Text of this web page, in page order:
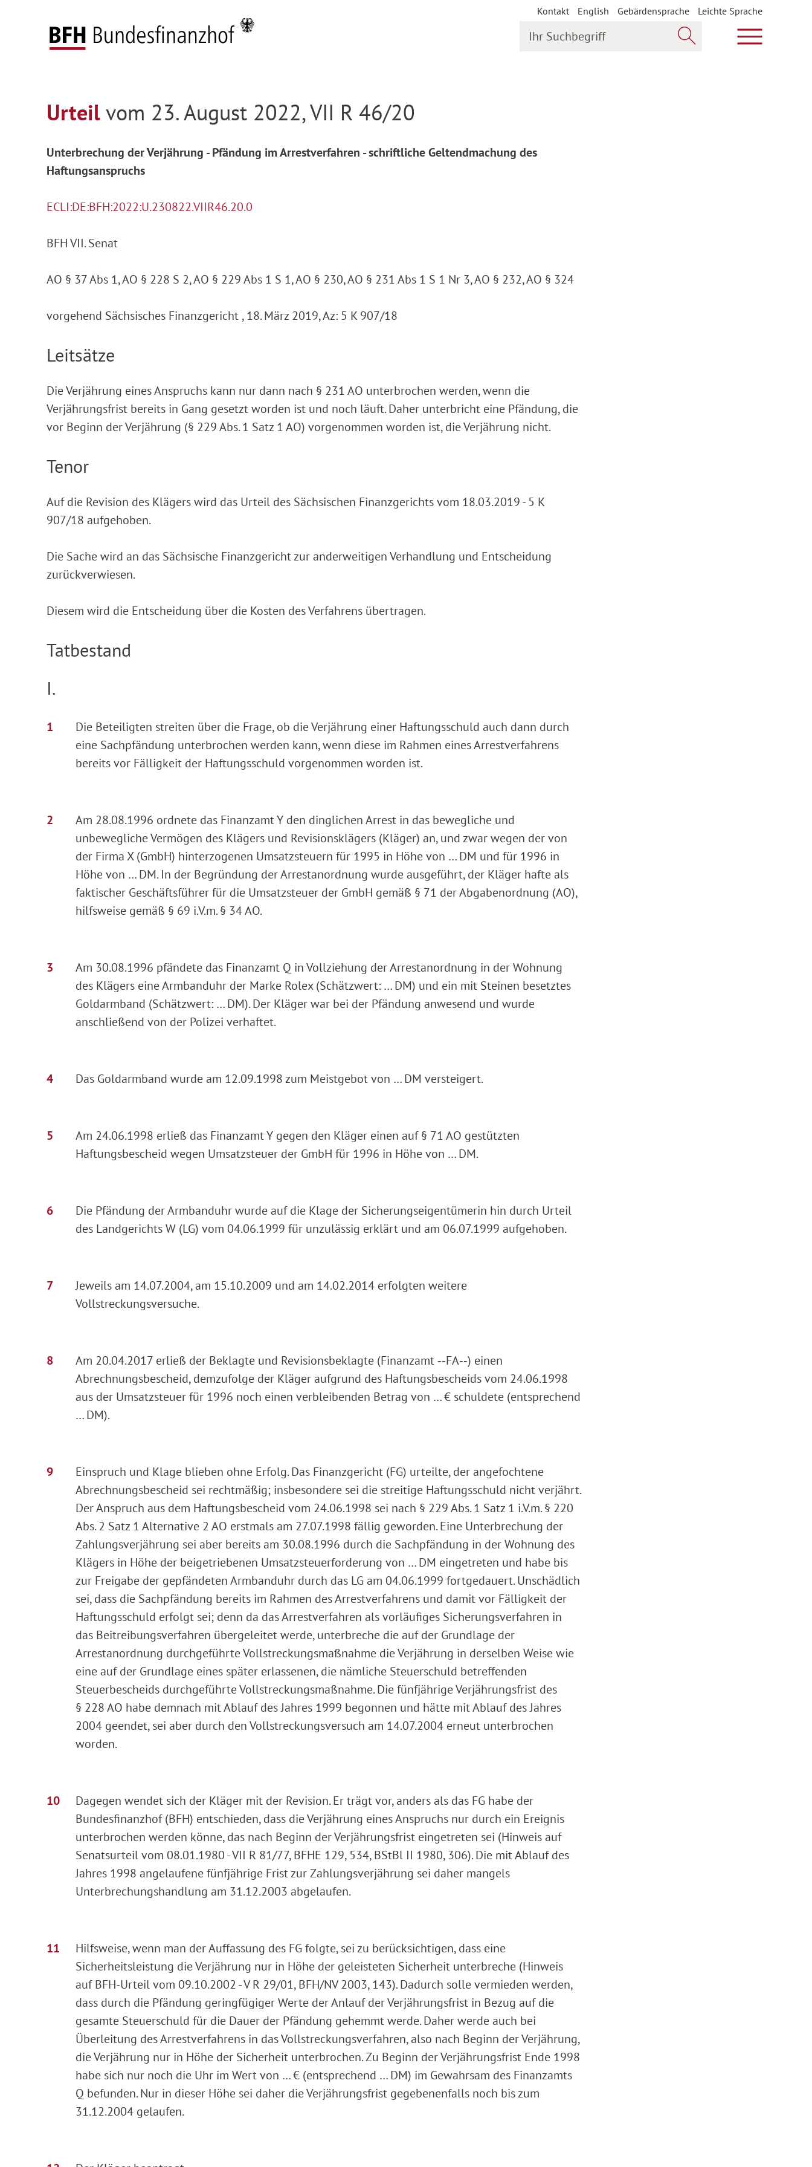
Kontakt English Gebärdensprache
Leichte Sprache
Hauptmenü
Startseite
Urteilvom 23. August 2022, VII R 46/20
Unterbrechung der Verjährung - Pfändung im Arrestverfahren - schriftliche Geltendmachung des
Haftungsanspruchs
ECLI:DE:BFH:2022:U.230822.VIIR46.20.0
BFH VII. Senat
AO § 37 Abs 1, AO § 228 S 2, AO § 229 Abs 1 S 1, AO § 230, AO § 231 Abs 1 S 1 Nr 3, AO § 232, AO § 324
vorgehend Sächsisches Finanzgericht , 18. März 2019, Az: 5 K 907/18
Leitsätze
Die Verjährung eines Anspruchs kann nur dann nach § 231 AO unterbrochen werden, wenn die
Verjährungsfrist bereits in Gang gesetzt worden ist und noch läuft. Daher unterbricht eine Pfändung, die
vor Beginn der Verjährung (§ 229 Abs. 1 Satz 1 AO) vorgenommen worden ist, die Verjährung nicht.
Tenor
Auf die Revision des Klägers wird das Urteil des Sächsischen Finanzgerichts vom 18.03.2019 - 5 K
907/18 aufgehoben.
Die Sache wird an das Sächsische Finanzgericht zur anderweitigen Verhandlung und Entscheidung
zurückverwiesen.
Diesem wird die Entscheidung über die Kosten des Verfahrens übertragen.
Tatbestand
I.
Die Beteiligten streiten über die Frage, ob die Verjährung einer Haftungsschuld auch dann durch
eine Sachpfändung unterbrochen werden kann, wenn diese im Rahmen eines Arrestverfahrens
bereits vor Fälligkeit der Haftungsschuld vorgenommen worden ist.
Am 28.08.1996 ordnete das Finanzamt Y den dinglichen Arrest in das bewegliche und
unbewegliche Vermögen des Klägers und Revisionsklägers (Kläger) an, und zwar wegen der von
der Firma X (GmbH) hinterzogenen Umsatzsteuern für 1995 in Höhe von … DM und für 1996 in
Höhe von … DM. In der Begründung der Arrestanordnung wurde ausgeführt, der Kläger hafte als
faktischer Geschäftsführer für die Umsatzsteuer der GmbH gemäß § 71 der Abgabenordnung (AO),
hilfsweise gemäß § 69 i.V.m. § 34 AO.
Am 30.08.1996 pfändete das Finanzamt Q in Vollziehung der Arrestanordnung in der Wohnung
des Klägers eine Armbanduhr der Marke Rolex (Schätzwert: … DM) und ein mit Steinen besetztes
Goldarmband (Schätzwert: … DM). Der Kläger war bei der Pfändung anwesend und wurde
anschließend von der Polizei verhaftet.
Das Goldarmband wurde am 12.09.1998 zum Meistgebot von … DM versteigert.
Am 24.06.1998 erließ das Finanzamt Y gegen den Kläger einen auf § 71 AO gestützten
Haftungsbescheid wegen Umsatzsteuer der GmbH für 1996 in Höhe von … DM.
Die Pfändung der Armbanduhr wurde auf die Klage der Sicherungseigentümerin hin durch Urteil
des Landgerichts W (LG) vom 04.06.1999 für unzulässig erklärt und am 06.07.1999 aufgehoben.
Jeweils am 14.07.2004, am 15.10.2009 und am 14.02.2014 erfolgten weitere
Vollstreckungsversuche.
Am 20.04.2017 erließ der Beklagte und Revisionsbeklagte (Finanzamt ‑‑FA‑‑) einen
Abrechnungsbescheid, demzufolge der Kläger aufgrund des Haftungsbescheids vom 24.06.1998
aus der Umsatzsteuer für 1996 noch einen verbleibenden Betrag von … € schuldete (entsprechend
… DM).
Einspruch und Klage blieben ohne Erfolg. Das Finanzgericht (FG) urteilte, der angefochtene
Abrechnungsbescheid sei rechtmäßig; insbesondere sei die streitige Haftungsschuld nicht verjährt.
Der Anspruch aus dem Haftungsbescheid vom 24.06.1998 sei nach § 229 Abs. 1 Satz 1 i.V.m. § 220
Abs. 2 Satz 1 Alternative 2 AO erstmals am 27.07.1998 fällig geworden. Eine Unterbrechung der
Zahlungsverjährung sei aber bereits am 30.08.1996 durch die Sachpfändung in der Wohnung des
Klägers in Höhe der beigetriebenen Umsatzsteuerforderung von … DM eingetreten und habe bis
zur Freigabe der gepfändeten Armbanduhr durch das LG am 04.06.1999 fortgedauert. Unschädlich
sei, dass die Sachpfändung bereits im Rahmen des Arrestverfahrens und damit vor Fälligkeit der
Haftungsschuld erfolgt sei; denn da das Arrestverfahren als vorläufiges Sicherungsverfahren in
das Beitreibungsverfahren übergeleitet werde, unterbreche die auf der Grundlage der
Arrestanordnung durchgeführte Vollstreckungsmaßnahme die Verjährung in derselben Weise wie
eine auf der Grundlage eines später erlassenen, die nämliche Steuerschuld betreffenden
Steuerbescheids durchgeführte Vollstreckungsmaßnahme. Die fünfjährige Verjährungsfrist des
§ 228 AO habe demnach mit Ablauf des Jahres 1999 begonnen und hätte mit Ablauf des Jahres
2004 geendet, sei aber durch den Vollstreckungsversuch am 14.07.2004 erneut unterbrochen
worden.
Dagegen wendet sich der Kläger mit der Revision. Er trägt vor, anders als das FG habe der
Bundesfinanzhof (BFH) entschieden, dass die Verjährung eines Anspruchs nur durch ein Ereignis
unterbrochen werden könne, das nach Beginn der Verjährungsfrist eingetreten sei (Hinweis auf
Senatsurteil vom 08.01.1980 - VII R 81/77, BFHE 129, 534, BStBl II 1980, 306). Die mit Ablauf des
Jahres 1998 angelaufene fünfjährige Frist zur Zahlungsverjährung sei daher mangels
Unterbrechungshandlung am 31.12.2003 abgelaufen.
Hilfsweise, wenn man der Auffassung des FG folgte, sei zu berücksichtigen, dass eine
Sicherheitsleistung die Verjährung nur in Höhe der geleisteten Sicherheit unterbreche (Hinweis
auf BFH-Urteil vom 09.10.2002 - V R 29/01, BFH/NV 2003, 143). Dadurch solle vermieden werden,
dass durch die Pfändung geringfügiger Werte der Anlauf der Verjährungsfrist in Bezug auf die
gesamte Steuerschuld für die Dauer der Pfändung gehemmt werde. Daher werde auch bei
Überleitung des Arrestverfahrens in das Vollstreckungsverfahren, also nach Beginn der Verjährung,
die Verjährung nur in Höhe der Sicherheit unterbrochen. Zu Beginn der Verjährungsfrist Ende 1998
habe sich nur noch die Uhr im Wert von … € (entsprechend … DM) im Gewahrsam des Finanzamts
Q befunden. Nur in dieser Höhe sei daher die Verjährungsfrist gegebenenfalls noch bis zum
31.12.2004 gelaufen.